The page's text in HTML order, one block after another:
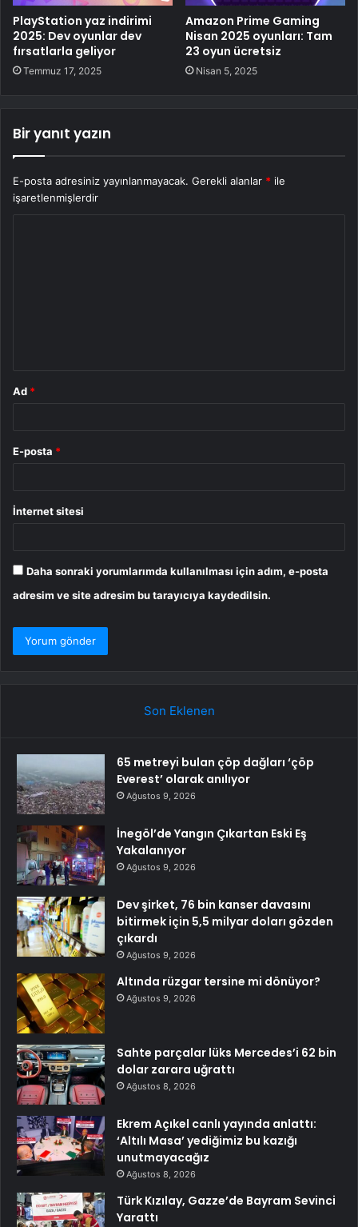
PlayStation yaz indirimi
2025: Dev oyunlar dev
fırsatlarla geliyor
Temmuz 17, 2025
Amazon Prime Gaming
Nisan 2025 oyunları: Tam
23 oyun ücretsiz
Nisan 5, 2025
Bir yanıt yazın
E-posta adresiniz yayınlanmayacak. Gerekli alanlar * ile
işaretlenmişlerdir
Ad *
E-posta *
İnternet sitesi
Daha sonraki yorumlarımda kullanılması için adım, e-posta
adresim ve site adresim bu tarayıcıya kaydedilsin.
Son Eklenen
65 metreyi bulan çöp dağları ‘çöp
Everest’ olarak anılıyor
Ağustos 9, 2026
İnegöl’de Yangın Çıkartan Eski Eş
Yakalanıyor
Ağustos 9, 2026
Dev şirket, 76 bin kanser davasını
bitirmek için 5,5 milyar doları gözden
çıkardı
Ağustos 9, 2026
Altında rüzgar tersine mi dönüyor?
Ağustos 9, 2026
Sahte parçalar lüks Mercedes’i 62 bin
dolar zarara uğrattı
Ağustos 8, 2026
Ekrem Açıkel canlı yayında anlattı:
‘Altılı Masa’ yediğimiz bu kazığı
unutmayacağız
Ağustos 8, 2026
Türk Kızılay, Gazze’de Bayram Sevinci
Yarattı